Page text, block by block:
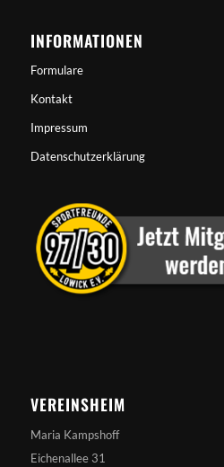
INFORMATIONEN
Formulare
Kontakt
Impressum
Datenschutzerklärung
VEREINSHEIM
Maria Kampshoff
Eichenallee 31